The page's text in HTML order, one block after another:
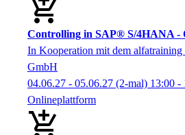
Controlling in SAP® S/4HANA -
In Kooperation mit dem
GmbH
04.06.27 - 05.06.27 (2-mal) 13:00 -
Onlineplattform